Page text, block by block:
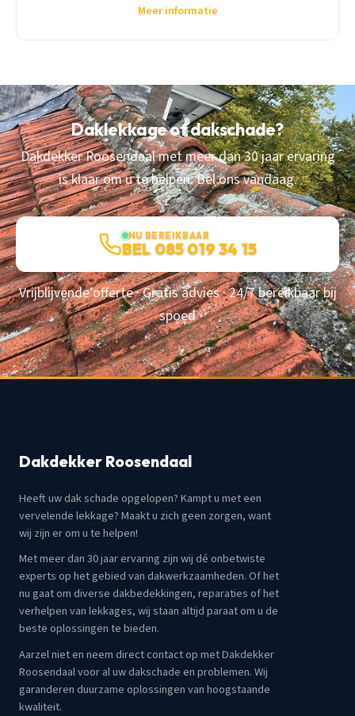
Meer informatie
Daklekkage of dakschade?
Dakdekker Roosendaal met meer dan 30 jaar ervaring
is klaar om u te helpen. Bel ons vandaag.
NU BEREIKBAAR
BEL 085 019 34 15
Vrijblijvende offerte · Gratis advies · 24/7 bereikbaar bij
spoed
Dakdekker Roosendaal
Heeft uw dak schade opgelopen? Kampt u met een
vervelende lekkage? Maakt u zich geen zorgen, want
wij zijn er om u te helpen!
Met meer dan 30 jaar ervaring zijn wij dé onbetwiste
experts op het gebied van dakwerkzaamheden. Of het
nu gaat om diverse dakbedekkingen, reparaties of het
verhelpen van lekkages, wij staan altijd paraat om u de
beste oplossingen te bieden.
Aarzel niet en neem direct contact op met Dakdekker
Roosendaal voor al uw dakschade en problemen. Wij
garanderen duurzame oplossingen van hoogstaande
kwaliteit.